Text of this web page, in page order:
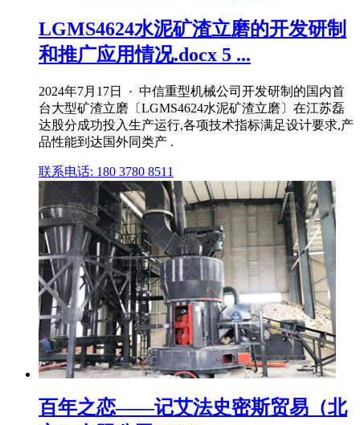
LGMS4624水泥矿渣立磨的开发研制
和推广应用情况.docx 5 ...
2024年7月17日 · 中信重型机械公司开发研制的国内首
台大型矿渣立磨〔LGMS4624水泥矿渣立磨〕在江苏磊
达股分成功投入生产运行,各项技术指标满足设计要求,产
品性能到达国外同类产 .
联系电话: 180 3780 8511
百年之恋——记艾法史密斯贸易（北